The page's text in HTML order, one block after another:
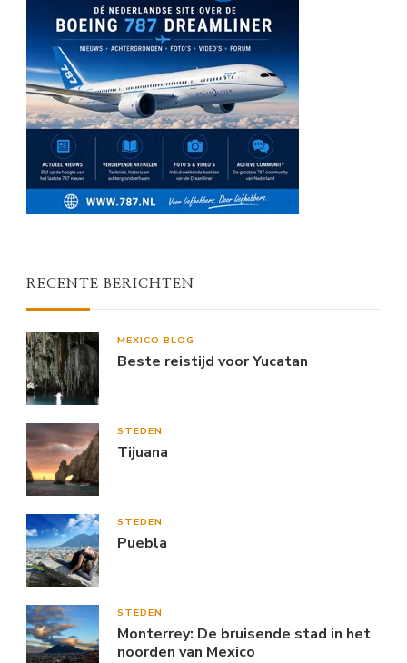
RECENTE BERICHTEN
MEXICO BLOG
Beste reistijd voor Yucatan
STEDEN
Tijuana
STEDEN
Puebla
STEDEN
Monterrey: De bruisende stad in het
noorden van Mexico